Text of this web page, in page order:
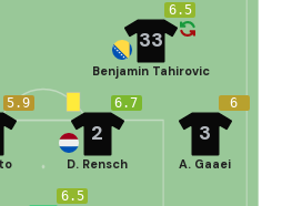
6.5
5.9 6.7
2
D. Rensch
6
3
A. Gaaei
6.5
33
Benjamin Tahirovic